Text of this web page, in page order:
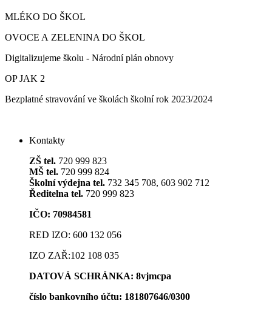
MLÉKO DO ŠKOL
OVOCE A ZELENINA DO ŠKOL
Digitalizujeme školu - Národní plán obnovy
OP JAK 2
Bezplatné stravování ve školách školní rok 2023/2024
Kontakty
ZŠ tel. 720 999 823
MŠ tel. 720 999 824
Školní výdejna tel. 732 345 708, 603 902 712
Ředitelna tel. 720 999 823
IČO: 70984581
RED IZO: 600 132 056
IZO ZAŘ:102 108 035
DATOVÁ SCHRÁNKA: 8vjmcpa
číslo bankovního účtu: 181807646/0300